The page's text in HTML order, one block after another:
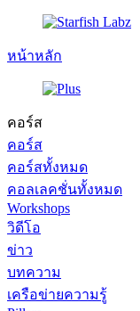
หน้าหลัก
คอร์ส
คอร์ส
คอร์สทั้งหมด
คอลเลคชั่นทั้งหมด
Workshops
วิดีโอ
ข่าว
บทความ
เครือข่ายความรู้